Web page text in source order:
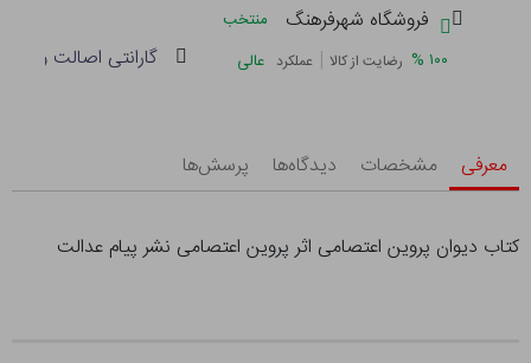
فروشگاه شهرفرهنگ
منتخب
۱۰۰ % رضایت از کالا | عملکرد عالی گارانتی اصالت و
معرفی مشخصات دیدگاه‌ها پرسش‌ها
کتاب دیوان پروین اعتصامی اثر پروین اعتصامی نشر پیام عدالت